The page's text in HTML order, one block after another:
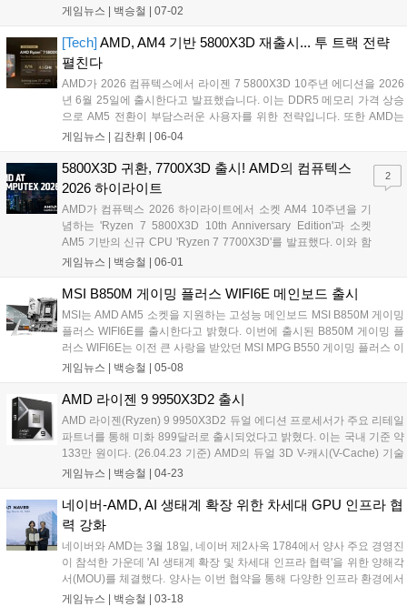
을 발표했다. 해당 제품은 최대 307GB/s의 압도적인 전송 대역폭을 확보
이다. 고대역폭과 공간 효율성이 필수적인 피지컬 AI, 네트워킹, 전문가
용 비디오 편집 및 국방 가속 시스템 등 다양한 고성능 컴퓨팅 환경에서
핵심적인 역할을 할 것으로 기대된다....
게임뉴스 | 백승철 07-02
[Tech] AMD, AM4 기반 5800X3D 재출시... 투 트랙 전략
펼친다
AMD가 2026 컴퓨텍스에서 라이젠 7 5800X3D 10주년 에디션을 2026
년 6월 25일에 출시한다고 발표했습니다. 이는 DDR5 메모리 가격 상승
으로 AM5 전환이 부담스러운 사용자를 위한 전략입니다. 또한 AMD는
AM5 소켓 지원을 2029년까지 연장하여 사용자의 업그레이드 경로를 보
로 가성비 중심의 소비자 수요를 충족하고 장기적인 플랫폼 지원을 강화
하려는 AMD의 투 트랙 전략이 돋보입니다....
게임뉴스 | 김찬휘 06-04
5800X3D 귀환, 7700X3D 출시! AMD의 컴퓨텍스
2026 하이라이트
AMD가 컴퓨텍스 2026 하이라이트에서 소켓 AM4 10주년을 기
념하는 'Ryzen 7 5800X3D 10th Anniversary Edition'과 소켓
AM5 기반의 신규 CPU 'Ryzen 7 7700X3D'를 발표했다. 이와 함
께 QHD 게임 환경을 겨냥한 그래픽카드 'Radeon RX 9070
을 2029년까지 공식 연장했다....
게임뉴스 | 백승철 06-01
2
MSI B850M 게이밍 플러스 WIFI6E 메인보드 출시
MSI는 AMD AM5 소켓을 지원하는 고성능 메인보드 MSI B850M 게이밍
플러스 WIFI6E를 출시한다고 밝혔다. 이번에 출시된 B850M 게이밍 플
러스 WIFI6E는 이전 큰 사랑을 받았던 MSI MPG B550 게이밍 플러스 이
후 약 6년 만에 국내에 새롭게 선보이는 게이밍 플러스 메인보드 라인업
마의 화사한 실버 및 화이트 톤의 디자인을 채택하여 심미적 완성도를
높인 것이 특징이다....
게임뉴스 | 백승철 05-08
AMD 라이젠 9 9950X3D2 출시
AMD 라이젠(Ryzen) 9 9950X3D2 듀얼 에디션 프로세서가 주요 리테일
파트너를 통해 미화 899달러로 출시되었다고 밝혔다. 이는 국내 기준 약
133만 원이다. (26.04.23 기준) AMD의 듀얼 3D V-캐시(V-Cache) 기술
이 적용된 세계 최초의 데스크톱 프로세서인 9950X3D2는 복잡하고 지
었다. 또한 새로운 메인보드나 메모리 교체 없이 AM5 플랫폼에서 강력
한 성능과 향상된 처리량을 제공한다....
게임뉴스 | 백승철 04-23
네이버-AMD, AI 생태계 확장 위한 차세대 GPU 인프라 협
력 강화
네이버와 AMD는 3월 18일, 네이버 제2사옥 1784에서 양사 주요 경영진
이 참석한 가운데 'AI 생태계 확장 및 차세대 인프라 협력'을 위한 양해각
서(MOU)를 체결했다. 양사는 이번 협약을 통해 다양한 인프라 환경에서
AI 기술이 유기적으로 연결되는 생태계를 구축하고, 기술 유연성을 높여
게임뉴스 | 백승철 03-18